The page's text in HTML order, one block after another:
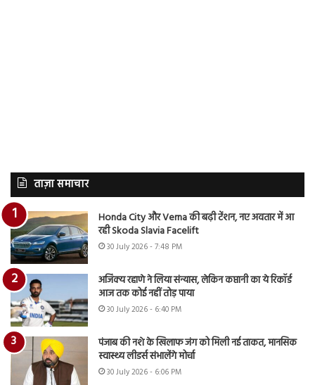
ताज़ा समाचार
Honda City और Verna की बढ़ी टेंशन, नए अवतार में आ
रही Skoda Slavia Facelift
30 July 2026 - 7:48 PM
अजिंक्य रहाणे ने लिया संन्यास, लेकिन कप्तानी का ये रिकॉर्ड
आज तक कोई नहीं तोड़ पाया
30 July 2026 - 6:40 PM
पंजाब की नशे के खिलाफ जंग को मिली नई ताकत, मानसिक
स्वास्थ्य लीडर्स संभालेंगे मोर्चा
30 July 2026 - 6:06 PM